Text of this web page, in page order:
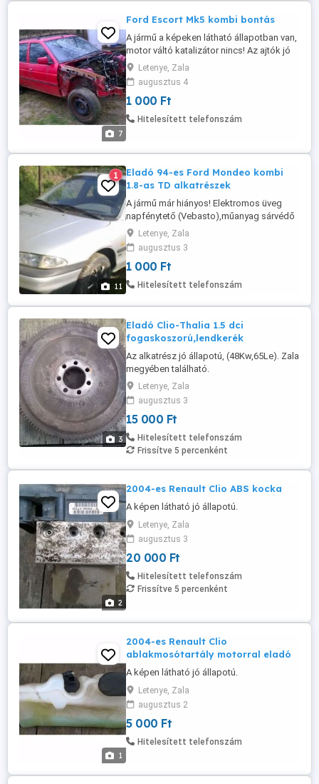
7
Ford Escort Mk5 kombi bontás
A jármű a képeken látható állapotban van,
motor váltó katalizátor nincs! Az ajtók jó
állapotúak nem rozsdásak sportkormány
fehér számlapos kilométeróra van benne.
kérem telefonon érdeklődjön!
Letenye, Zala
augusztus 4
1 000 Ft
Hitelesített telefonszám
11
1
Eladó 94-es Ford Mondeo kombi
1.8-as TD alkatrészek
A jármű már hiányos! Elektromos üveg
napfénytető (Vebasto),műanyag sárvédő
betétek, csomagtérroló, cooler hűtő,
légtömeg mérő, motortartó bakok, stb .
Az alkatrészek jó állapotúak. Amennyiben
valami érdekli kérem telefonon
érdeklődjön! Zala megyében található.
Letenye, Zala
augusztus 3
1 000 Ft
Hitelesített telefonszám
3
Eladó Clio-Thalia 1.5 dci
fogaskoszorú,lendkerék
Az alkatrész jó állapotú, (48Kw,65Le). Zala
megyében található.
Letenye, Zala
augusztus 3
15 000 Ft
Hitelesített telefonszám
Frissítve 5 percenként
2
2004-es Renault Clio ABS kocka
A képen látható jó állapotú.
Letenye, Zala
augusztus 3
20 000 Ft
Hitelesített telefonszám
Frissítve 5 percenként
1
2004-es Renault Clio
ablakmosótartály motorral eladó
A képen látható jó állapotú.
Letenye, Zala
augusztus 2
5 000 Ft
Hitelesített telefonszám